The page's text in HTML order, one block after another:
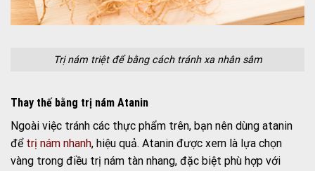
Trị nám triệt để bằng cách tránh xa nhân sâm
Thay thế bằng trị nám Atanin
Ngoài việc tránh các thực phẩm trên, bạn nên dùng atanin
để trị nám nhanh, hiệu quả. Atanin được xem là lựa chọn
vàng trong điều trị nám tàn nhang, đặc biệt phù hợp với